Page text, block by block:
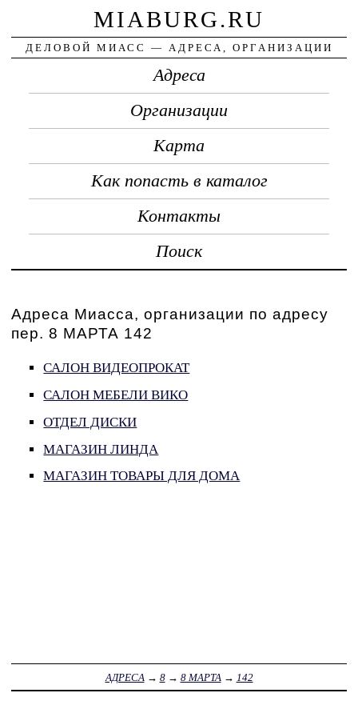
MIABURG.RU
ДЕЛОВОЙ МИАСС — АДРЕСА, ОРГАНИЗАЦИИ
Адреса
Организации
Карта
Как попасть в каталог
Контакты
Поиск
Адреса Миасса, организации по адресу
пер. 8 МАРТА 142
САЛОН ВИДЕОПРОКАТ
САЛОН МЕБЕЛИ ВИКО
ОТДЕЛ ДИСКИ
МАГАЗИН ЛИНДА
МАГАЗИН ТОВАРЫ ДЛЯ ДОМА
АДРЕСА → 8→ 8 МАРТА → 142